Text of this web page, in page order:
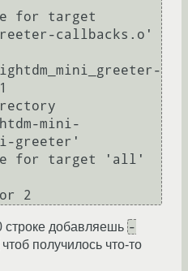
for target
callbacks.o'
mini-
greeter'
for target 'all'
добавляешь -
чтоб получилось что-то